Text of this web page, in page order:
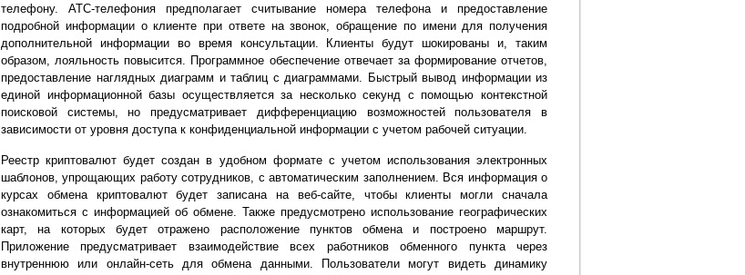
телефону. АТС-телефония предполагает считывание номера телефона и предоставление
подробной информации о клиенте при ответе на звонок, обращение по имени для получения
дополнительной информации во время консультации. Клиенты будут шокированы и, таким
образом, лояльность повысится. Программное обеспечение отвечает за формирование отчетов,
предоставление наглядных диаграмм и таблиц с диаграммами. Быстрый вывод информации из
единой информационной базы осуществляется за несколько секунд с помощью контекстной
поисковой системы, но предусматривает дифференциацию возможностей пользователя в
зависимости от уровня доступа к конфиденциальной информации с учетом рабочей ситуации.
Реестр криптовалют будет создан в удобном формате с учетом использования электронных
шаблонов, упрощающих работу сотрудников, с автоматическим заполнением. Вся информация о
курсах обмена криптовалют будет записана на веб-сайте, чтобы клиенты могли сначала
ознакомиться с информацией об обмене. Также предусмотрено использование географических
карт, на которых будет отражено расположение пунктов обмена и построено маршрут.
Приложение предусматривает взаимодействие всех работников обменного пункта через
внутреннюю или онлайн-сеть для обмена данными. Пользователи могут видеть динамику